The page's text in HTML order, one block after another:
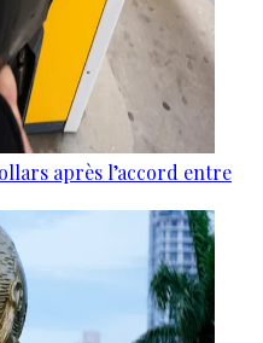
après l’accord entre